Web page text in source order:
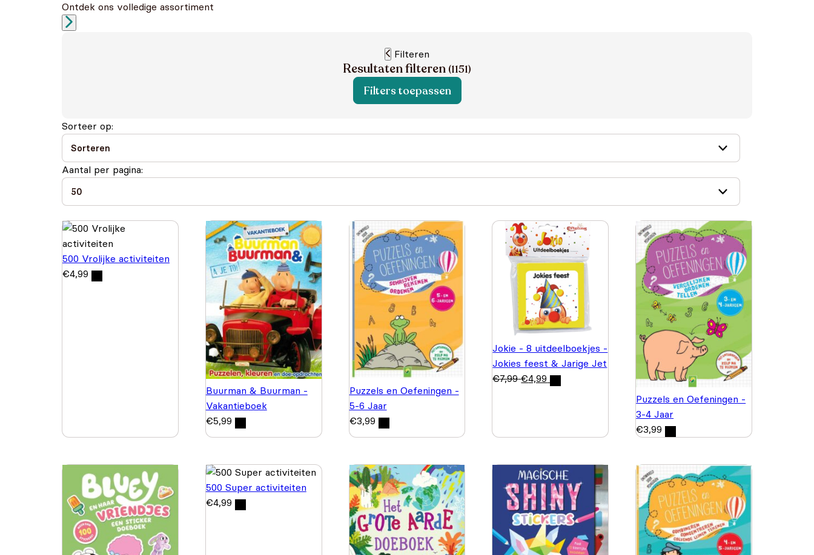
Ontdek ons volledige assortiment
Filteren
Resultaten filteren (1151)
Filters toepassen
Sorteer op:
Aantal per pagina:
500 Vrolijke activiteiten
€4,99
Buurman & Buurman -
Vakantieboek
€5,99
Puzzels en Oefeningen -
5-6 Jaar
€3,99
Jokie - 8 uitdeelboekjes -
Jokies feest & Jarige Jet
€7,99 €4,99
Puzzels en Oefeningen -
3-4 Jaar
€3,99
500 Super activiteiten
€4,99